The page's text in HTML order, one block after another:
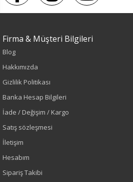
Sezon : YAZLIK
Renk
Yeşil
Sezon
İlkbahar-Yaz
Yaş Grubu
Firma & Müşteri Bilgileri
Blog
Hakkımızda
Gizlilik Politikası
Banka Hesap Bilgileri
İade / Değişim / Kargo
Satış sözleşmesi
İletişim
Hesabım
Sipariş Takibi